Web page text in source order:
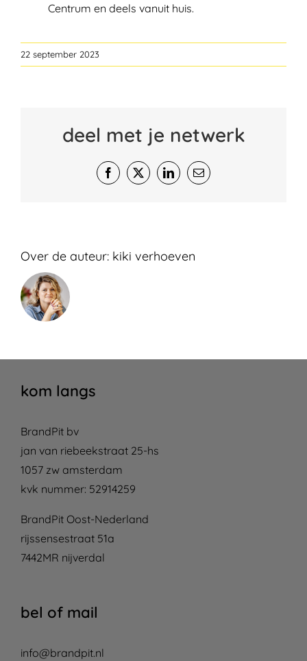
Centrum en deels vanuit huis.
22 september 2023
deel met je netwerk
Facebook
X LinkedIn
E-
mail
Over de auteur: kiki verhoeven
kom langs
BrandPit bv
jan van riebeekstraat 25-hs
1057 zw amsterdam
kvk nummer: 52914259
BrandPit Oost-Nederland
rijssensestraat 51a
7442MR nijverdal
bel of mail
info@brandpit.nl